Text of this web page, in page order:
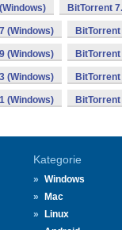
BitTorrent
(Windows)
(Windows)
(Windows)
(Windows)
Kategorie
Windows
Mac
Linux